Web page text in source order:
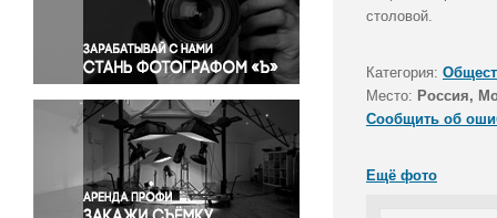
Правосудие
Происшествия и конфликты
Религия
Светская жизнь
Спорт
Экология
Экономика и бизнес
столовой.
Категория:
Место: Россия,
Сообщить об
Ещё фото